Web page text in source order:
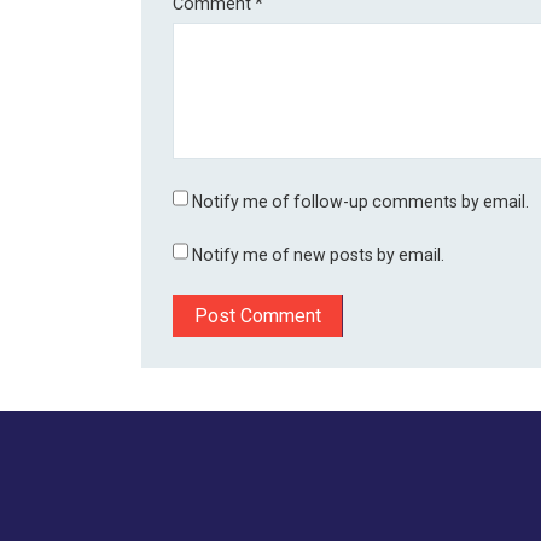
Notify me of follow-up comments by email.
Notify me of new posts by email.